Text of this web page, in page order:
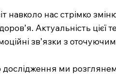
навколо нас стрімко
Актуальність
зв’язки з
ми